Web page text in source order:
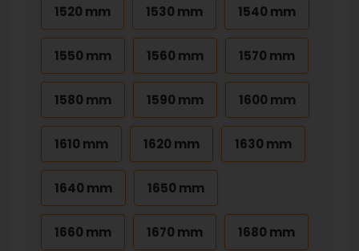
1520 mm 1530 mm 1540 mm
1550 mm 1560 mm 1570 mm
1580 mm 1590 mm 1600 mm
1610 mm 1620 mm 1630 mm
1640 mm 1650 mm
1660 mm 1670 mm 1680 mm